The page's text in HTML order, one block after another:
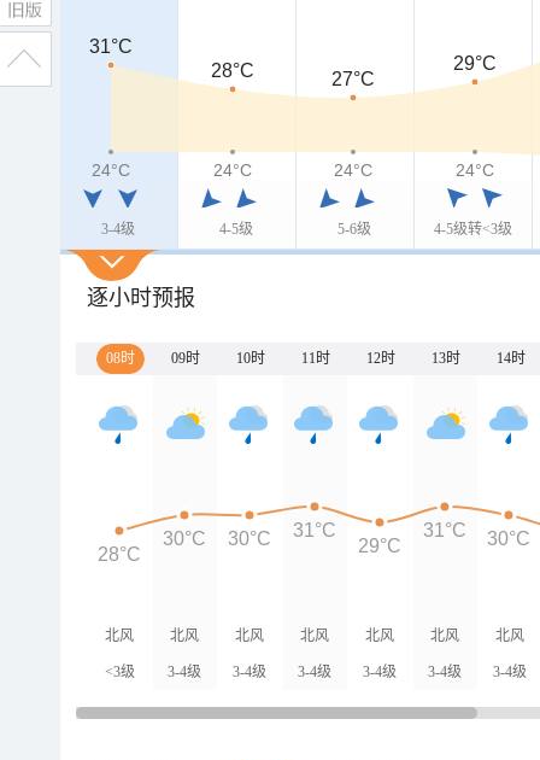
3-4级 4-5级 5-6级 4-5级转<3级
31°C
28°C
27°C
29°C
24°C 24°C 24°C 24°C
逐小时预报
08时 09时 10时 11时 12时 13时 14时
北风
<3级
北风
3-4级
北风
3-4级
北风
3-4级
北风
3-4级
北风
3-4级
北风
3-4级
28°C
30°C 30°C 31°C
29°C
31°C 30°C